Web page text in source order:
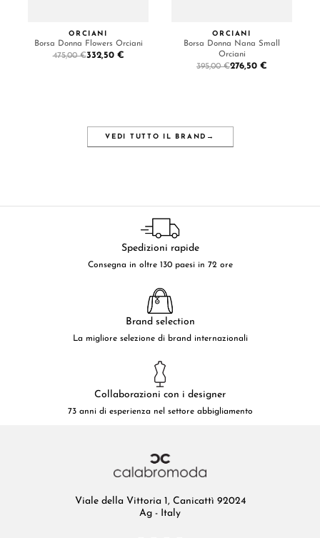
ORCIANI
Borsa Donna Flowers Orciani
475,00 €332,50 €
ORCIANI
Borsa Donna Nana Small
Orciani
395,00 €276,50 €
VEDI TUTTO IL BRAND →
Spedizioni rapide
Consegna in oltre 130 paesi in 72 ore
Brand selection
La migliore selezione di brand internazionali
Collaborazioni con i designer
73 anni di esperienza nel settore abbigliamento
Viale della Vittoria 1, Canicattì 92024
Ag - Italy